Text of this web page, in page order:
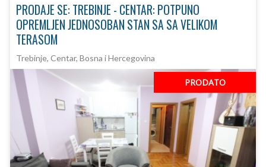
PRODAJE SE: TREBINJE - CENTAR: POTPUNO
OPREMLJEN JEDNOSOBAN STAN SA SA VELIKOM
TERASOM
Trebinje, Centar, Bosna i Hercegovina
PRODATO